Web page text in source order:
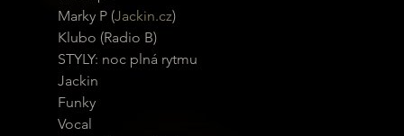
Marky P (Jackin.cz)
Klubo (Radio B)
STYLY: noc plná rytmu
Jackin
Funky
Vocal